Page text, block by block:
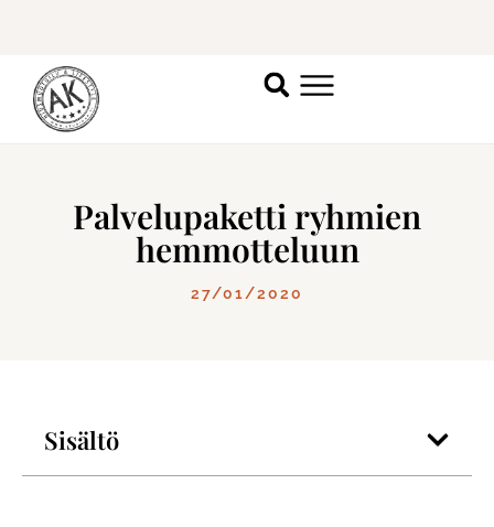
Katso vapaat ajat
Palvelupaketti ryhmien
hemmotteluun
27/01/2020
Sisältö